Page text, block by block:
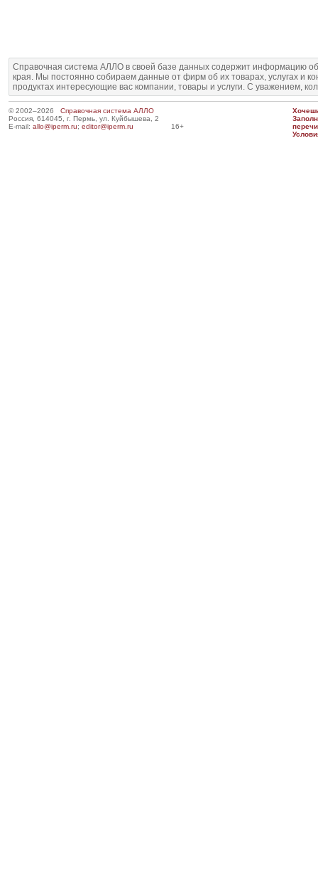
Справочная система АЛЛО в своей базе данных содержит информацию
края. Мы постоянно собираем данные от фирм об их товарах, услугах и
продуктах интересующие вас компании, товары и услуги. С уважением,
© 2002–2026 Справочная система АЛЛО
Россия, 614045, г. Пермь, ул. Куйбышева, 2
E-mail: allo@iperm.ru; editor@iperm.ru 16+